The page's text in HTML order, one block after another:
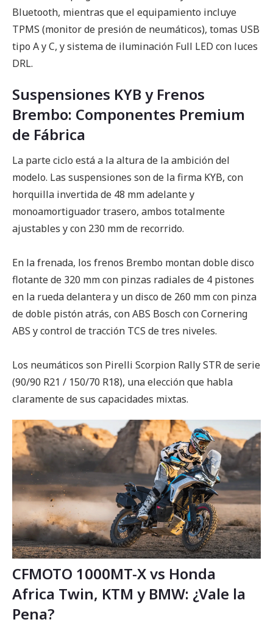
Bluetooth, mientras que el equipamiento incluye
TPMS (monitor de presión de neumáticos), tomas USB
tipo A y C, y sistema de iluminación Full LED con luces
DRL.
Suspensiones KYB y Frenos
Brembo: Componentes Premium
de Fábrica
La parte ciclo está a la altura de la ambición del
modelo. Las suspensiones son de la firma KYB, con
horquilla invertida de 48 mm adelante y
monoamortiguador trasero, ambos totalmente
ajustables y con 230 mm de recorrido.
En la frenada, los frenos Brembo montan doble disco
flotante de 320 mm con pinzas radiales de 4 pistones
en la rueda delantera y un disco de 260 mm con pinza
de doble pistón atrás, con ABS Bosch con Cornering
ABS y control de tracción TCS de tres niveles.
Los neumáticos son Pirelli Scorpion Rally STR de serie
(90/90 R21 / 150/70 R18), una elección que habla
claramente de sus capacidades mixtas.
CFMOTO 1000MT-X vs Honda
Africa Twin, KTM y BMW: ¿Vale la
Pena?